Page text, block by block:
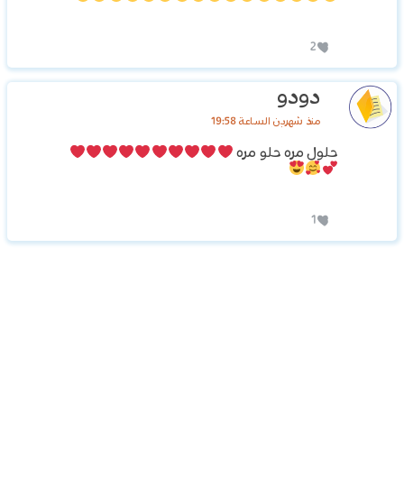
2
دودو
منذ شهرين الساعة 19:58
حلول مره حلو مره
1